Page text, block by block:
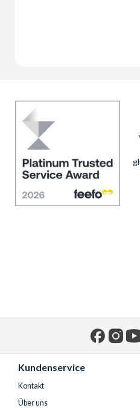
Kundenservice
Kontakt
Über uns